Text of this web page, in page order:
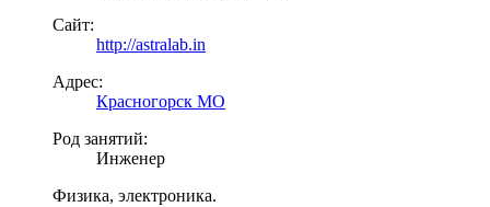
Сайт:
http://astralab.in
Адрес:
Красногорск МО
Род занятий:
Инженер
Физика, электроника.